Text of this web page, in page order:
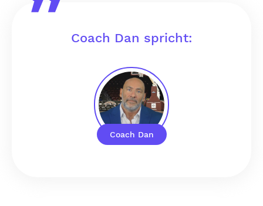
Coach Dan
Coach Dan spricht: